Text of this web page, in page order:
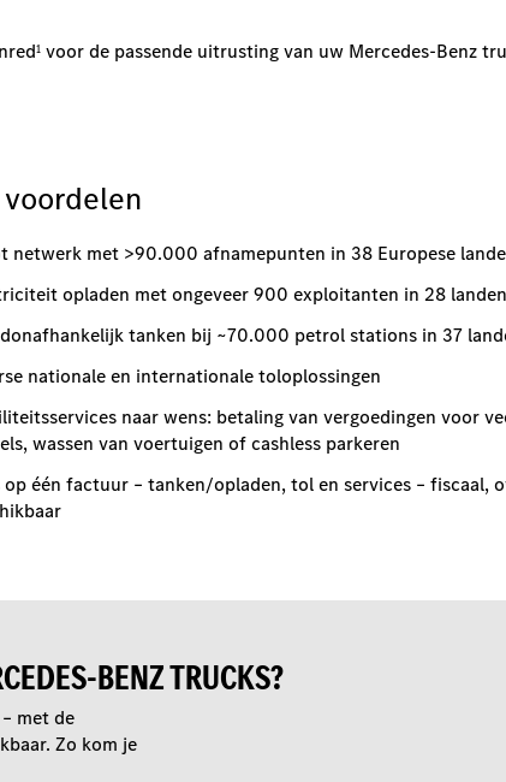
1 voor de passende uitrusting van uw Mercedes-Benz
netwerk met >90.000 afnamepunten in 38 Europese
opladen met ongeveer 900 exploitanten in 28 landen
tanken bij ~70.000 petrol stations in 37
nationale en internationale toloplossingen
naar wens: betaling van vergoedingen voor
wassen van voertuigen of cashless parkeren
op één factuur – tanken/opladen, tol en services – fiscaal,
BENZ TRUCKS?
met de
Zo kom je